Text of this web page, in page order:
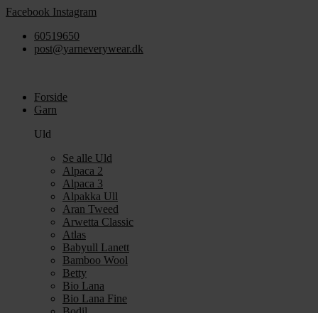
Videre
indhold
Facebook Instagram
60519650
post@yarneverywear.dk
Forside
Garn
Uld
Se alle Uld
Alpaca 2
Alpaca 3
Alpakka Ull
Aran Tweed
Arwetta Classic
Atlas
Babyull Lanett
Bamboo Wool
Betty
Bio Lana
Bio Lana Fine